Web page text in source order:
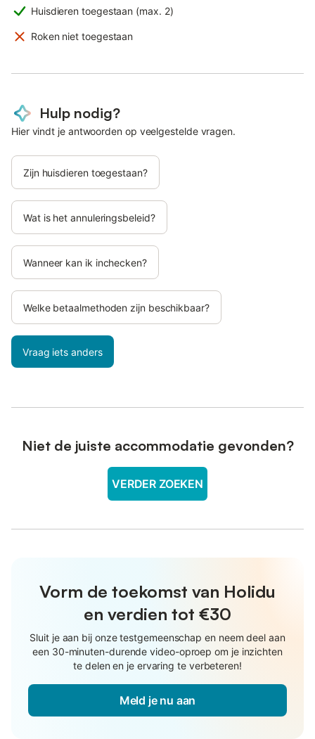
Huisdieren toegestaan (max. 2)
Roken niet toegestaan
Hulp nodig?
Hier vindt je antwoorden op veelgestelde vragen.
Zijn huisdieren toegestaan?
Wat is het annuleringsbeleid?
Wanneer kan ik inchecken?
Welke betaalmethoden zijn beschikbaar?
Vraag iets anders
Niet de juiste accommodatie gevonden?
VERDER ZOEKEN
Vorm de toekomst van Holidu
en verdien tot €30
Sluit je aan bij onze testgemeenschap en neem deel aan
een 30-minuten-durende video-oproep om je inzichten
te delen en je ervaring te verbeteren!
Meld je nu aan